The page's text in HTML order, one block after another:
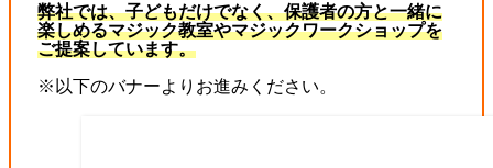
弊社では、子どもだけでなく、保護者の方と一緒に
楽しめるマジック教室やマジックワークショップを
ご提案しています。
※以下のバナーよりお進みください。